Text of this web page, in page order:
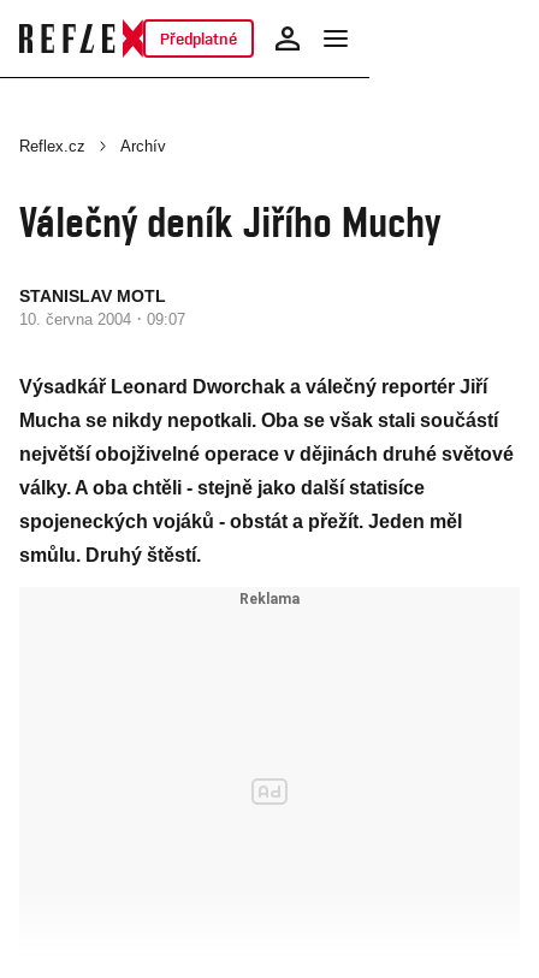
Předplatné
Reflex.cz Archív
Válečný deník Jiřího Muchy
STANISLAV MOTL
10. června 2004 · 09:07
Výsadkář Leonard Dworchak a válečný reportér Jiří
Mucha se nikdy nepotkali. Oba se však stali součástí
největší obojživelné operace v dějinách druhé světové
války. A oba chtěli - stejně jako další statisíce
spojeneckých vojáků - obstát a přežít. Jeden měl
smůlu. Druhý štěstí.